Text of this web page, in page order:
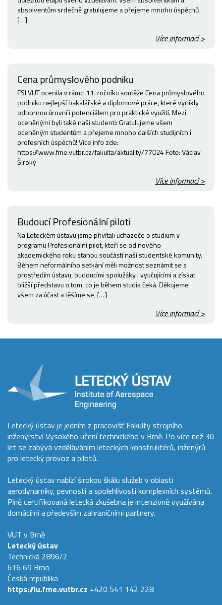
absolventům srdečně gratulujeme a přejeme mnoho úspěchů
[…]
Více informací >
Cena průmyslového podniku
FSI VUT ocenila v rámci 11. ročníku soutěže Cena průmyslového
podniku nejlepší bakalářské a diplomové práce, které vynikly
odbornou úrovní i potenciálem pro praktické využití. Mezi
oceněnými byli také naši studenti: Gratulujeme všem
oceněným studentům a přejeme mnoho dalších studijních i
profesních úspěchů! Více info zde:
https://www.fme.vutbr.cz/fakulta/aktuality/77024 Foto: Václav
Široký
Více informací >
Budoucí Profesionální piloti
Na Leteckém ústavu jsme přivítali uchazeče o studium v
programu Profesionální pilot, kteří se od nového
akademického roku stanou součástí naší studentské komunity.
Během neformálního setkání měli možnost seznámit se s
prostředím ústavu, budoucími spolužáky i vyučujícími a získat
bližší představu o tom, co je během studia čeká. Děkujeme
všem za účast a těšíme se, […]
Více informací >
Letecký ústav je jedním z pracovišť Fakulty strojního
inženýrství Vysokého učení technického v Brně. Po více než 30
let se zabývá vzděláváním leteckých konstruktérů, inženýrů
pro letecký provoz a pilotů.
Letecký ústav nabízí širokou škálu služeb v oblasti
aerodynamiky, pevnosti a spolehlivosti komplexních systémů.
Plně certifikovaná letecká zkušebna je intenzivně využívána
domácími a především zahraničními partnery.
VUT v Brně
Letecký ústav
Technická 2896/2
616 69 Brno
Česká republika
https://lu.fme.vutbr.cz +420 541 142 228